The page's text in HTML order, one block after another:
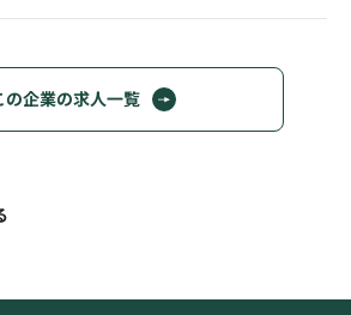
の企業の求人一覧